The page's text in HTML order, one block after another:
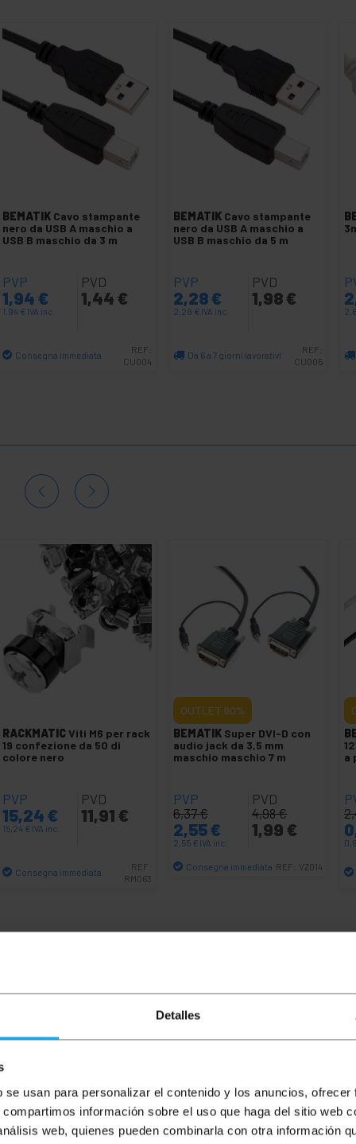
Detalles
usan para personalizar el contenido y los anuncios,
información sobre el uso que haga del sitio web
web, quienes pueden combinarla con otra información
BEMATIK Cavo stampante
nero da USB A maschio a
USB B maschio da 3 m
PVP
1,94 €
1,94 € IVA inc.
PVD
1,44 €
Consegna immediata
REF:
CU004
BEMATIK Cavo stampante
nero da USB A maschio a
USB B maschio da 5 m
PVP
2,28€
2,28 € IVA inc.
PVD
1,98 €
Da 6 a 7 giorni lavorativi
REF:
CU005
RACKMATICViti M6 per rack
19 confezione da 50 di
colore nero
PVP
15,24 €
15,24 € IVA inc.
PVD
11,91 €
Consegna immediata
REF:
RM063
OUTLET 60%
BEMATIK Super DVI-D con
audio jack da 3,5 mm
maschio maschio 7 m
PVP
6,37€
2,55€
2,55 € IVA inc.
PVD
4,98€
1,99 €
Consegna immediata REF: VZ014
a
a USB B maschio, lungo 5 m, utilizzato per il
È una soluzione comoda ed economica per il